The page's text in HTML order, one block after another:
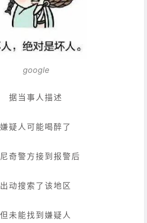
google
据当事人描述
嫌疑人可能喝醉了
奇警方接到报警后
出动搜索了该地区
但未能找到嫌疑人